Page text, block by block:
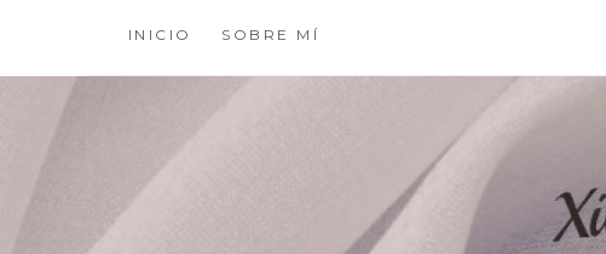
contenido
INICIO SOBRE MÍ
XIOMY LAMADRID